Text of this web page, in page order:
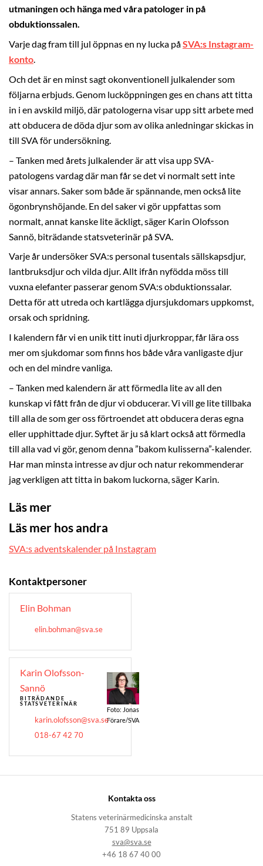
utmaningen och hänga med våra patologer in på
obduktionssalen.
Varje dag fram till jul öppnas en ny lucka påSVA:s Instagram-
konto.
Och det är en minst sagt okonventionell julkalender som
följarna erbjuds. Genom lucköppningen ges en chans att titta
in i en avskild miljö, där patologerna visar upp sitt arbete med
att obducera de döda djur som av olika anledningar skickas in
till SVA för undersökning.
– Tanken med årets julkalender är att visa upp SVA-
patologens vardag där man får se det vi normalt sett inte
visar annars. Saker som både är spännande, men också lite
ögonbrynshöjande. En del saker vi gör uppfattas som
normalt, annat kanske lite äckligt, säger Karin Olofsson
Sannö, biträdande statsveterinär på SVA.
Varje år undersöker SVA:s personal tusentals sällskapsdjur,
lantbruksdjur och vilda djur. Allt ifrån nyfödda möss till
vuxna elefanter passerar genom SVA:s obduktionssalar.
Detta för att utreda och kartlägga djursjukdomars uppkomst,
orsak och spridning.
I kalendern får vi en unik titt inuti djurkroppar, får lära oss
mer om sjukdomar som finns hos både våra vanligaste djur
och en del mindre vanliga.
– Tanken med kalendern är att förmedla lite av all den
kunskap vi fått från de djur vi obducerar. Vi vill ge lite tillbaka
till alla de som ger oss förtroendet att obducera deras egna
eller upphittade djur. Syftet är ju så klart också att förmedla
till alla vad vi gör, genom denna ”bakom kulisserna”-kalender.
Har man minsta intresse av djur och natur rekommenderar
jag verkligen att titta in bakom luckorna, säger Karin.
Läs mer
Läs mer hos andra
SVA:s adventskalender på Instagram
Kontaktpersoner
Elin Bohman
elin.bohman@sva.se
Karin Olofsson-
Sannö
BITRÄDANDE
STATSVETERINÄR
karin.olofsson@sva.se
018-67 42 70
Foto: Jonas
Förare/SVA
Kontakta oss
Statens veterinärmedicinska anstalt
751 89 Uppsala
sva@sva.se
+46 18 67 40 00